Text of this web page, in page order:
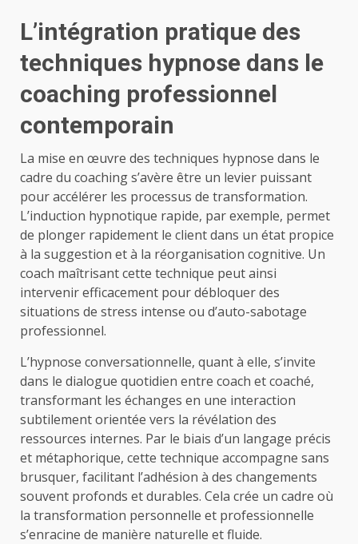
L’intégration pratique des
techniques hypnose dans le
coaching professionnel
contemporain
La mise en œuvre des techniques hypnose dans le
cadre du coaching s’avère être un levier puissant
pour accélérer les processus de transformation.
L’induction hypnotique rapide, par exemple, permet
de plonger rapidement le client dans un état propice
à la suggestion et à la réorganisation cognitive. Un
coach maîtrisant cette technique peut ainsi
intervenir efficacement pour débloquer des
situations de stress intense ou d’auto-sabotage
professionnel.
L’hypnose conversationnelle, quant à elle, s’invite
dans le dialogue quotidien entre coach et coaché,
transformant les échanges en une interaction
subtilement orientée vers la révélation des
ressources internes. Par le biais d’un langage précis
et métaphorique, cette technique accompagne sans
brusquer, facilitant l’adhésion à des changements
souvent profonds et durables. Cela crée un cadre où
la transformation personnelle et professionnelle
s’enracine de manière naturelle et fluide.